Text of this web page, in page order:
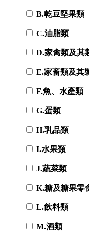
B.乾豆堅果類
C.油脂類
D.家禽類及其
E.家畜類及其
F.魚、水產類
G.蛋類
H.乳品類
I.水果類
J.蔬菜類
K.糖及糖果零
L.飲料類
M.酒類